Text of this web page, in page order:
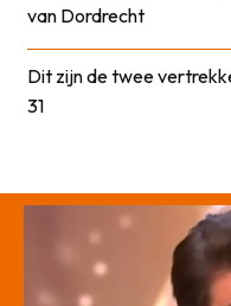
van Dordrecht
Dit zijn de twee
31